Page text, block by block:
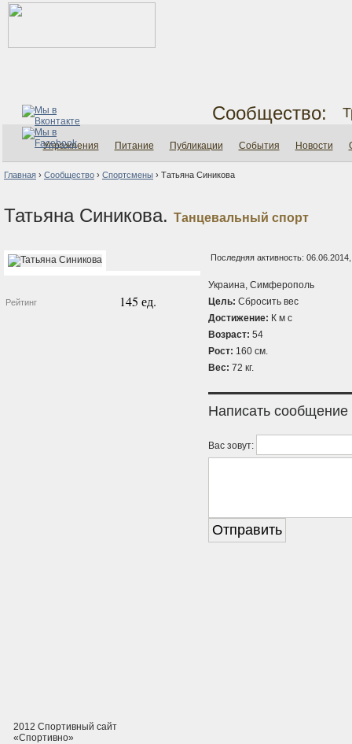
Сообщество:
Упражнения Питание Публикации События Новости
Главная › Сообщество › Спортсмены › Татьяна Синикова
Татьяна Синикова. Танцевальный спорт
Рейтинг 145 ед.
Последняя активность:
Украина, Симферополь
Цель: Сбросить вес
Достижение: К м с
Возраст: 54
Рост: 160 см.
Вес: 72 кг.
Написать сообщение
Вас зовут:
2012 Спортивный сайт
«Спортивно»